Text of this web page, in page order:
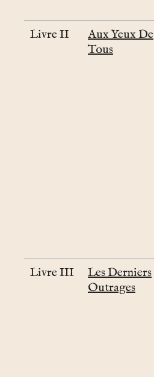
Livre II
Aux Yeux De
Tous
Livre III
Les Derniers
Outrages